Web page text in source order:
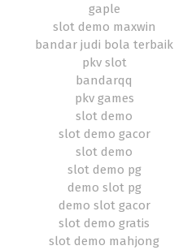
gaple
slot demo maxwin
bandar judi bola terbaik
pkv slot
bandarqq
pkv games
slot demo
slot demo gacor
slot demo
slot demo pg
demo slot pg
demo slot gacor
slot demo gratis
slot demo mahjong